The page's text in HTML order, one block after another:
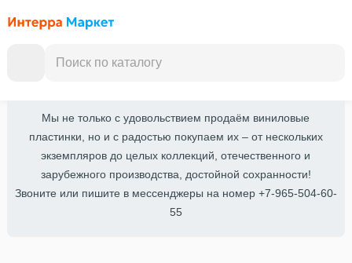
Мы не только с удовольствием продаём виниловые
пластинки, но и с радостью покупаем их – от нескольких
экземпляров до целых коллекций, отечественного и
зарубежного производства, достойной сохранности!
Звоните или пишите в мессенджеры на номер +7-965-504-60-
55